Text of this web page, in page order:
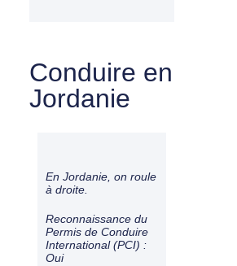
Conduire en
Jordanie
En Jordanie, on roule
à droite.
Reconnaissance du
Permis de Conduire
International (PCI) :
Oui